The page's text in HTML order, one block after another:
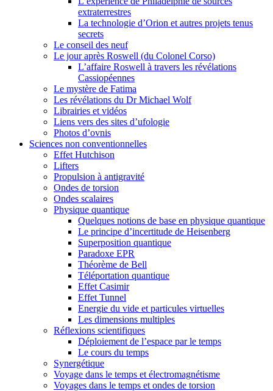
extraterrestres
La technologie d’Orion et autres projets tenus
secrets
Le conseil des neuf
Le jour après Roswell (du Colonel Corso)
L’affaire Roswell à travers les révélations
Cassiopéennes
Le mystère de Fatima
Les révélations du Dr Michael Wolf
Librairies et vidéos
Liens vers des sites d’ufologie
Photos d’ovnis
Sciences non conventionnelles
Effet Hutchison
Lifters
Propulsion à antigravité
Ondes de torsion
Ondes scalaires
Physique quantique
Quelques notions de base en physique quantique
Le principe d’incertitude de Heisenberg
Superposition quantique
Paradoxe EPR
Théorème de Bell
Téléportation quantique
Effet Casimir
Effet Tunnel
Energie du vide et particules virtuelles
Les dimensions multiples
Réflexions scientifiques
Déploiement de l’espace par le temps
Le cours du temps
Synergétique
Voyage dans le temps et électromagnétisme
Voyages dans le temps et ondes de torsion